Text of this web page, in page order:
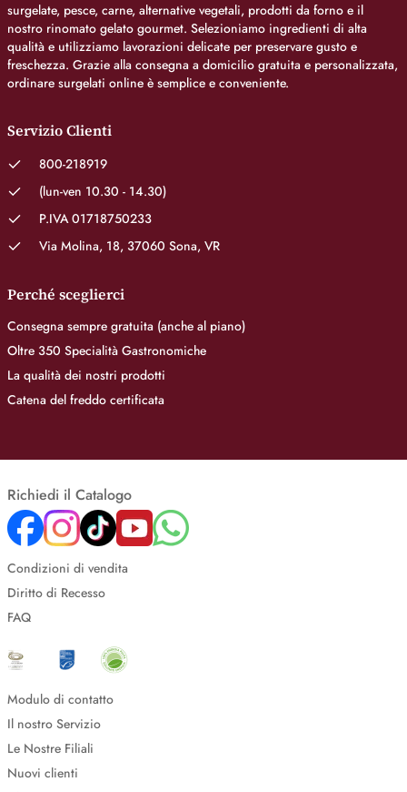
surgelate, pesce, carne, alternative vegetali, prodotti da forno e il
nostro rinomato gelato gourmet. Selezioniamo ingredienti di alta
qualità e utilizziamo lavorazioni delicate per preservare gusto e
freschezza. Grazie alla consegna a domicilio gratuita e personalizzata,
ordinare surgelati online è semplice e conveniente.
Servizio Clienti
800-218919
(lun-ven 10.30 - 14.30)
P.IVA 01718750233
Via Molina, 18, 37060 Sona, VR
Perché sceglierci
Consegna sempre gratuita (anche al piano)
Oltre 350 Specialità Gastronomiche
La qualità dei nostri prodotti
Catena del freddo certificata
Richiedi il Catalogo
Condizioni di vendita
Diritto di Recesso
FAQ
Modulo di contatto
Il nostro Servizio
Le Nostre Filiali
Nuovi clienti